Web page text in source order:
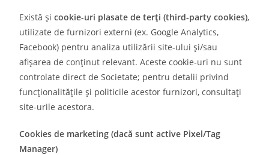
Există șicookie-uri plasate de terți (third-party cookies),
utilizate de furnizori externi (ex. Google Analytics,
Facebook) pentru analiza utilizării site-ului și/sau
afișarea de conținut relevant. Aceste cookie-uri nu sunt
controlate direct de Societate; pentru detalii privind
funcționalitățile și politicile acestor furnizori, consultați
site-urile acestora.
Cookies de marketing (dacă sunt active Pixel/Tag
Manager)